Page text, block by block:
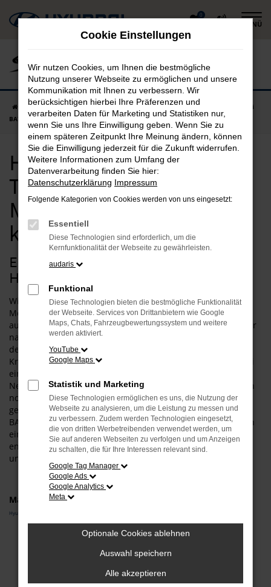
Zum
Hauptinhalt
0
MENÜ
Startseite Mühldorf am Inn Hyundai Hyundai BAYON
Hyundai
BAYON Tageszulassung in Mühldorf am Inn günstig kaufen
Hyundai BAYON
Tageszulassung in
Mühldorf am Inn günstig
kaufen
Extraklasse für Mühldorf am Inn – die
Hyundai BAYON Tageszulassung
Wir können es gar nicht oft genug wiederholen: für die
Mobilität in Mühldorf am Inn empfehlen wir vorbehaltlos
auch eine Hyundai BAYON Tageszulassung. Wann immer wir
nach dieser Fahrzeugform gefragt werden, erläutern wir
deren Vorzüge und die sprichwörtliche „Quadratur des
Kreises“ die damit einhergeht. Einerseits handelt es sich bei
einer Hyundai BAYON Tageszulassung um einen echten
Neuwagen und ein Fahrzeug, das weder in Mühldorf am Inn
noch an einem anderen Ort auch nur einen Kilometer
gefahren wurde. Andererseits deklarieren wir die Hyundai
BAYON Tageszulassung durch das Zulassen für einen Tag in
einen Gebrauchtwagen um und passen den Preis
entsprechend an. Das ist clever und vor allen Dingen
unglaublich geldsparend.
Marken
Hyundai
Fehler: Network Error
Beim Laden ist ein Fehler aufgetreten.
Hier sind ein paar Tipps, die dir helfen können:
Cookie Einstellungen
Wir nutzen Cookies, um Ihnen die bestmögliche
Nutzung unserer Webseite zu ermöglichen und unsere
Kommunikation mit Ihnen zu verbessern. Wir
berücksichtigen hierbei Ihre Präferenzen und
verarbeiten Daten für Marketing und Statistiken nur,
wenn Sie uns Ihre Einwilligung geben. Wenn Sie zu
einem späteren Zeitpunkt Ihre Meinung ändern, können
Sie die Einwilligung jederzeit für die Zukunft widerrufen.
Weitere Informationen zum Umfang der
Datenverarbeitung finden Sie hier:
Datenschutzerklärung Impressum
Folgende Kategorien von Cookies werden von uns eingesetzt:
Essentiell
Diese Technologien sind erforderlich, um die
Kernfunktionalität der Webseite zu gewährleisten.
audaris
Funktional
Diese Technologien bieten die bestmögliche Funktionalität
der Webseite. Services von Drittanbietern wie Google
Maps, Chats, Fahrzeugbewertungssystem und weitere
werden aktiviert.
YouTube
Google Maps
Statistik und Marketing
Diese Technologien ermöglichen es uns, die Nutzung der
Webseite zu analysieren, um die Leistung zu messen und
zu verbessern. Zudem werden Technologien eingesetzt,
die von dritten Werbetreibenden verwendet werden, um
Sie auf anderen Webseiten zu verfolgen und um Anzeigen
zu schalten, die für Ihre Interessen relevant sind.
Google Tag Manager
Google Ads
Google Analytics
Meta
Optionale Cookies ablehnen
Auswahl speichern
Alle akzeptieren